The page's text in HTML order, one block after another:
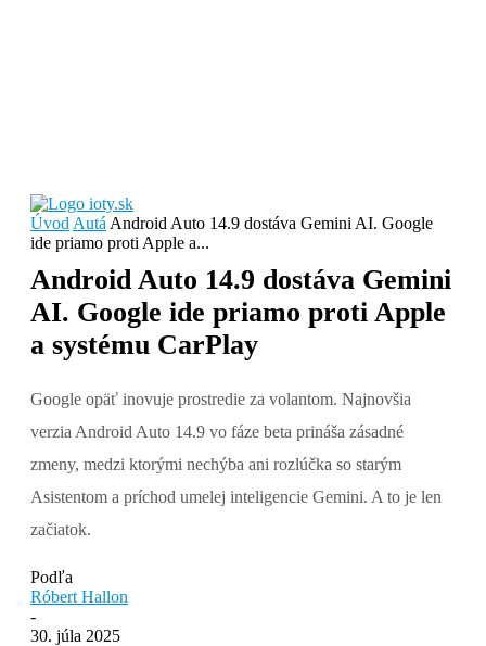
Úvod Autá Android Auto 14.9 dostáva Gemini AI. Google
ide priamo proti Apple a...
Android Auto 14.9 dostáva Gemini
AI. Google ide priamo proti Apple
a systému CarPlay
Google opäť inovuje prostredie za volantom. Najnovšia
verzia Android Auto 14.9 vo fáze beta prináša zásadné
zmeny, medzi ktorými nechýba ani rozlúčka so starým
Asistentom a príchod umelej inteligencie Gemini. A to je len
začiatok.
Podľa
Róbert Hallon
-
30. júla 2025